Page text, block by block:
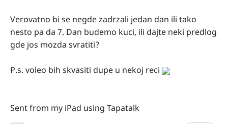
Verovatno bi se negde zadrzali jedan dan ili tako
nesto pa da 7. Dan budemo kuci, ili dajte neki predlog
gde jos mozda svratiti?
P.s. voleo bih skvasiti dupe u nekoj reci
Sent from my iPad using Tapatalk